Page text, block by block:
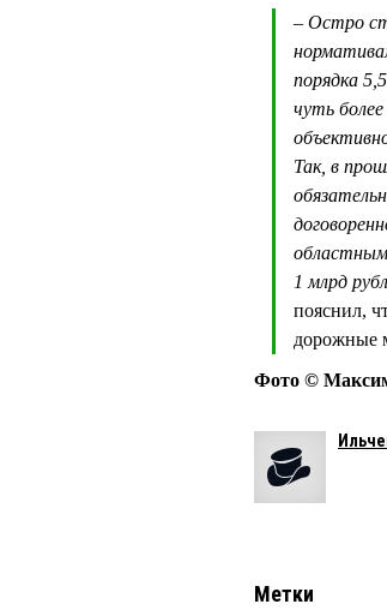
– Остро
порядка
чуть
Так, в
областным
1 млрд
пояснил,
дорожные
Фото ©
Метки